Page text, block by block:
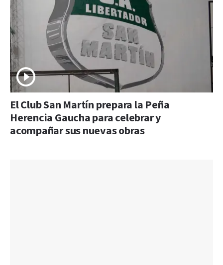
El Club San Martín prepara la Peña
Herencia Gaucha para celebrar y
acompañar sus nuevas obras